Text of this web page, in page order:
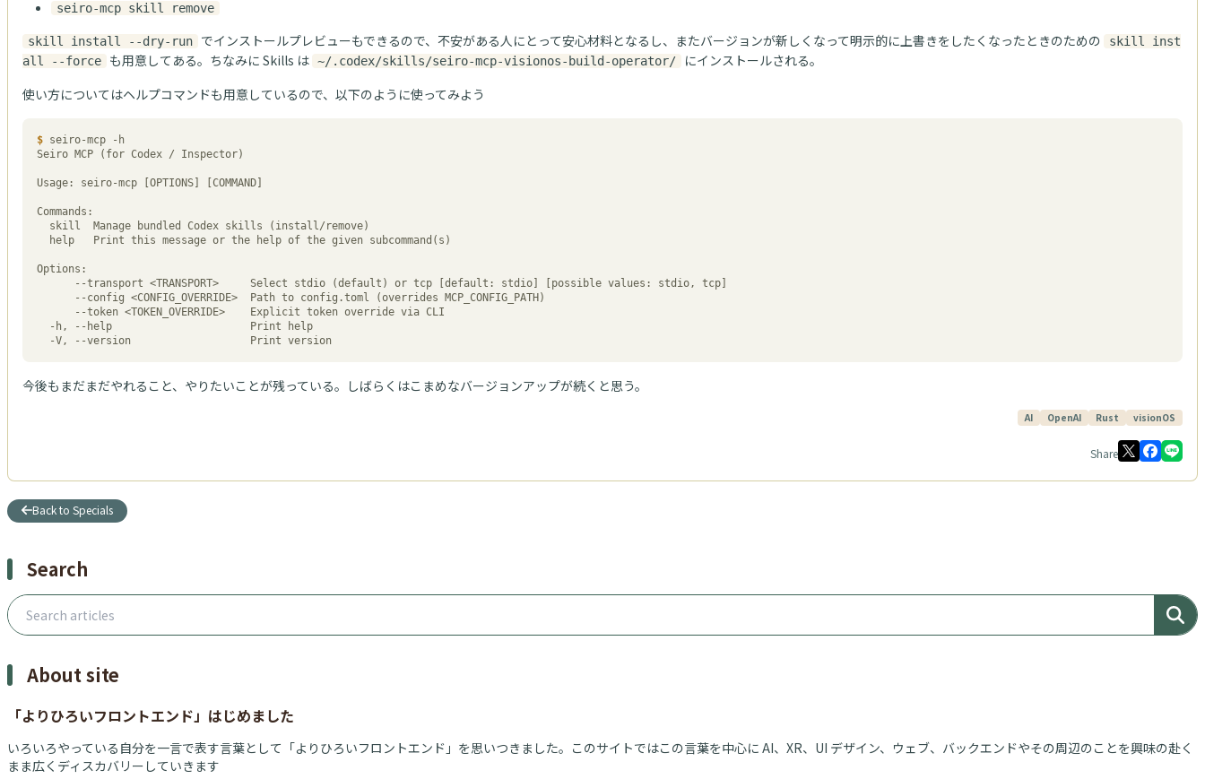
seiro-mcp skill remove
skill install --dry-run でインストールプレビューもできるので、不安がある人にとって安心材料となるし、またバージョンが新しくなって明示的に上書きをしたくなったときのための
skill inst
all --force
も用意してある。ちなみに Skills は ~/.codex/skills/seiro-mcp-visionos-build-operator/
にインストールされる。
使い方についてはヘルプコマンドも用意しているので、以下のように使ってみよう
$ seiro-mcp -h
Seiro MCP (for Codex / Inspector)
Usage: seiro-mcp [OPTIONS] [COMMAND]
Commands:
Options:
  -V, --version                   Print version
今後もまだまだやれること、やりたいことが残っている。しばらくはこまめなバージョンアップが続くと思う。
AI OpenAI Rust visionOS
Share
Back to Specials
Search
Search articles
About site
「よりひろいフロントエンド」はじめました
いろいろやっている自分を一言で表す言葉として「よりひろいフロントエンド」を思いつきました。このサイトではこの言葉を中心に AI、XR、UI デザイン、ウェブ、バックエンドやその周辺のことを興味の赴く
まま広くディスカバリーしていきます